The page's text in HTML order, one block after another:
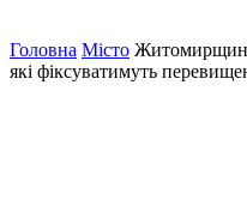
Головна Місто
які фіксуватимуть